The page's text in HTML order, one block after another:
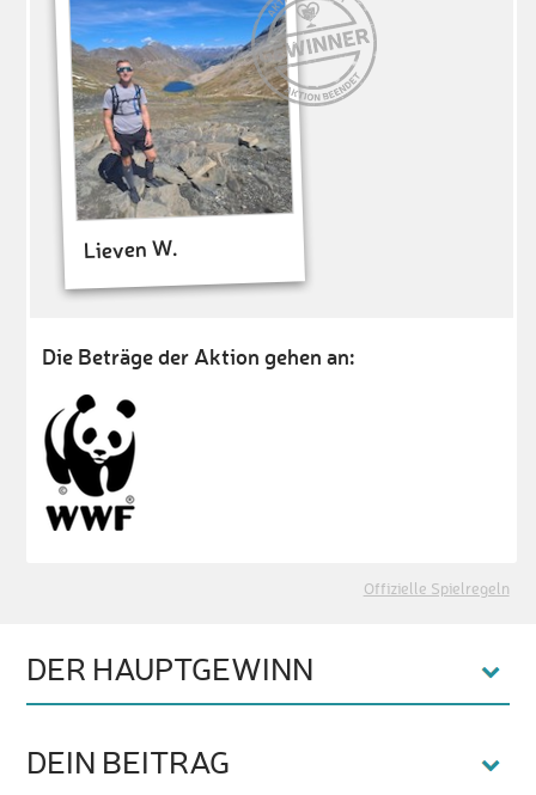
Lieven W.
Die Beträge der Aktion gehen an:
Offizielle Spielregeln
DER HAUPTGEWINN
DEIN BEITRAG